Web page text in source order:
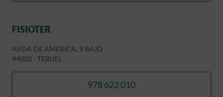
FISIOTER
AVDA DE AMERICA, 9 BAJO
44002 - TERUEL
978 622 010
llamar FISIOTER